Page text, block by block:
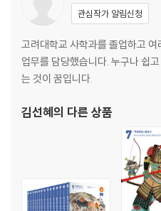
관심작가 알림신청
고려대학교 사학과를 졸업하고
업무를 담당했습니다. 누구나 쉽
는 것이 꿈입니다.
김선혜의 다른 상품